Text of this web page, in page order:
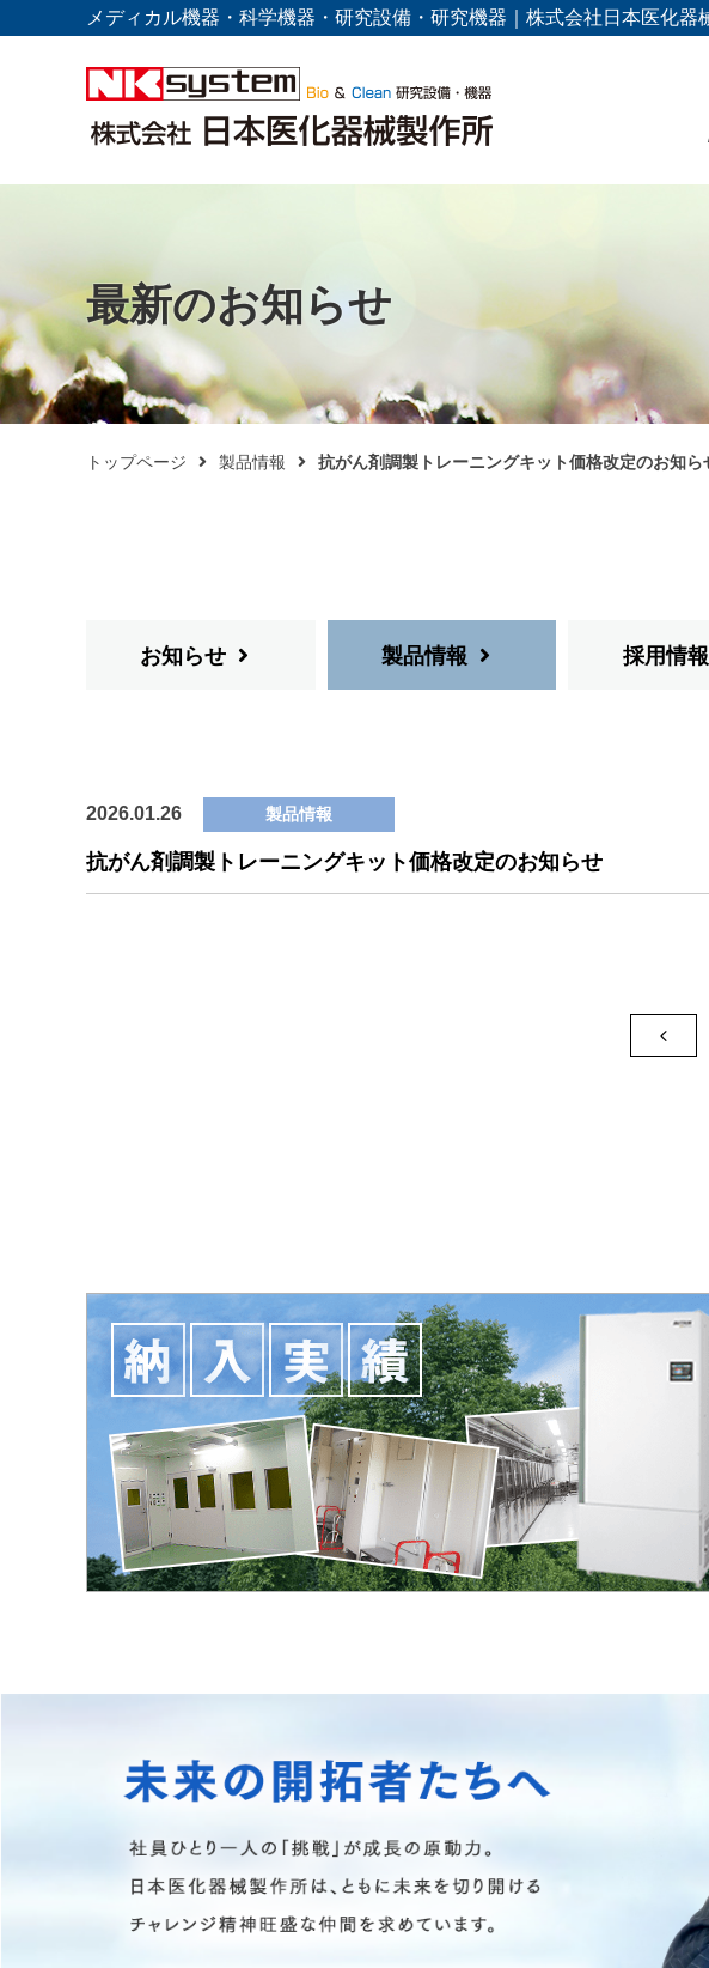
メディカル機器・科学機器・研究設備・研究機器｜株式会社日本医化
最新のお知らせ
トップページ 製品情報 抗がん剤調製トレーニングキット価格改定のお知ら
お知らせ 製品情報 採用情報
2026.01.26 製品情報
抗がん剤調製トレーニングキット価格改定のお知らせ
